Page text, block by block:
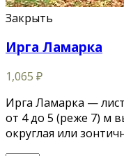
Закрыть
Ирга Ламарка
1,065 ₽
Ирга Ламарка —
от 4 до 5 (реже 7) м
округлая или